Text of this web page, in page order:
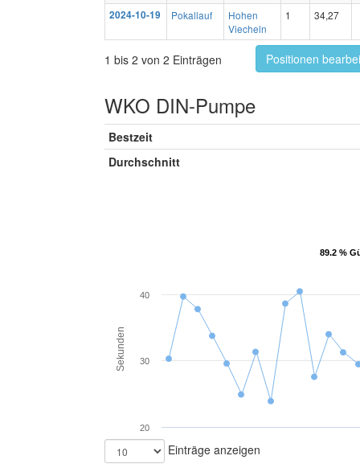
2024-10-19 Pokallauf
Hohen
Viecheln
1 34,27
1 bis 2 von 2 Einträgen Positionen
WKO DIN-Pumpe
Bestzeit
Durchschnitt
89.2 %
89.2 %
Sekunden
20
30
40
Einträge anzeigen